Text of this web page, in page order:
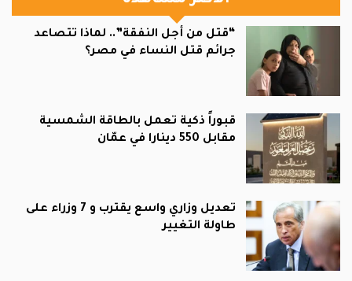
“قتل من أجل النفقة”.. لماذا تتصاعد
جرائم قتل النساء في مصر؟
قبوراً ذكية تعمل بالطاقة الشمسية
مقابل 550 دينارا في عمّان
تعديل وزاري واسع يقترب و 7 وزراء على
طاولة التغيير